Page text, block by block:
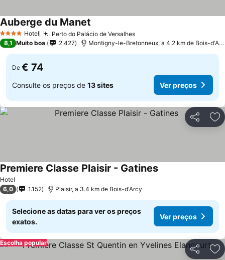
4 EstrelasHotel Perto do Palácio de Versalhes
Auberge du Manet
8,1 Muito boa 2.427 Montigny-le-Bretonneux, a 4.2 km de Bois-d'Arcy
De € 74
Consulte os preços de 13 sites Ver preços
Partilhar
Hotel
Premiere Classe Plaisir - Gatines
6,0 1.152 Plaisir, a 3.4 km de Bois-d'Arcy
Selecione as datas para ver os preços
exatos.
Ver preços
Partilhar
Escolha popular